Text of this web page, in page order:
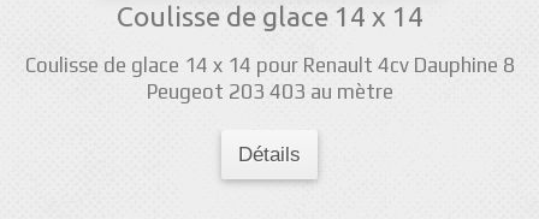
Coulisse de glace 14 x 14
Coulisse de glace 14 x 14 pour Renault 4cv Dauphine 8
Peugeot 203 403 au mètre
Détails